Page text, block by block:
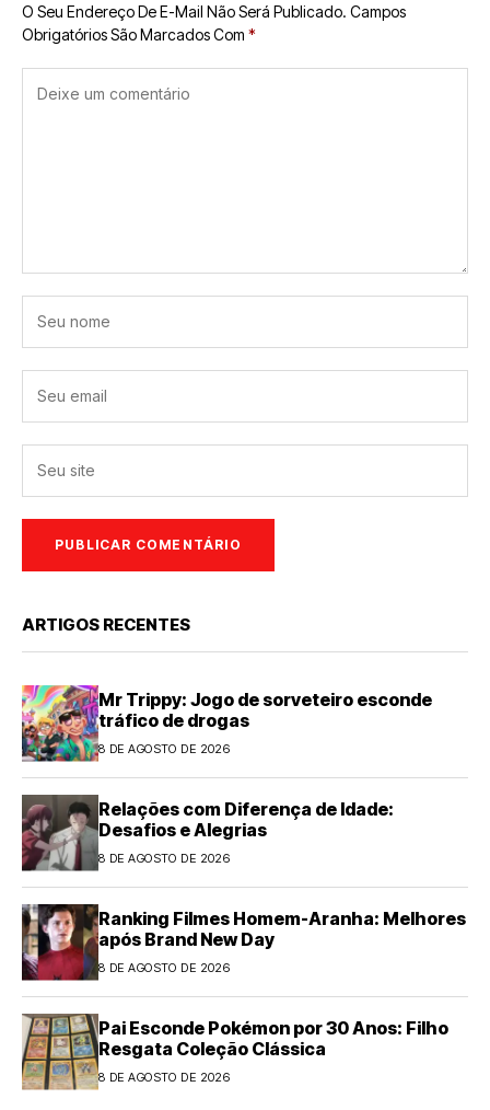
O Seu Endereço De E-Mail Não Será Publicado. Campos
Obrigatórios São Marcados Com *
ARTIGOS RECENTES
Mr Trippy: Jogo de sorveteiro esconde
tráfico de drogas
8 DE AGOSTO DE 2026
Relações com Diferença de Idade:
Desafios e Alegrias
8 DE AGOSTO DE 2026
Ranking Filmes Homem-Aranha: Melhores
após Brand New Day
8 DE AGOSTO DE 2026
Pai Esconde Pokémon por 30 Anos: Filho
Resgata Coleção Clássica
8 DE AGOSTO DE 2026